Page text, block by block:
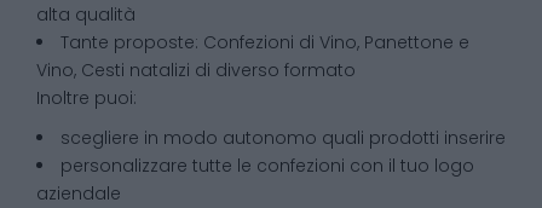
alta qualità
Tante proposte: Confezioni di Vino, Panettone e
Vino, Cesti natalizi di diverso formato
Inoltre puoi:
scegliere in modo autonomo quali prodotti inserire
personalizzare tutte le confezioni con il tuo logo
aziendale